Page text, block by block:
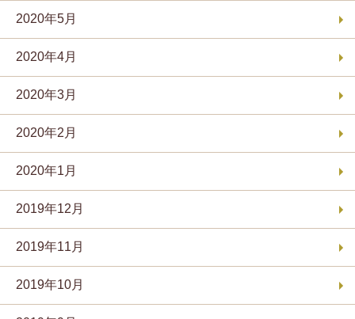
2020年5月
2020年4月
2020年3月
2020年2月
2020年1月
2019年12月
2019年11月
2019年10月